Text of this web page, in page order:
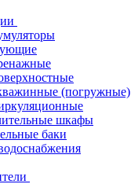
(погружные)
шкафы
баки